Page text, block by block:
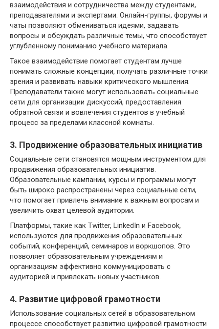
взаимодействия и сотрудничества между студентами,
преподавателями и экспертами. Онлайн-группы, форумы и
чаты позволяют обмениваться идеями, задавать
вопросы и обсуждать различные темы, что способствует
углубленному пониманию учебного материала.
Такое взаимодействие помогает студентам лучше
понимать сложные концепции, получать различные точки
зрения и развивать навыки критического мышления.
Преподаватели также могут использовать социальные
сети для организации дискуссий, предоставления
обратной связи и вовлечения студентов в учебный
процесс за пределами классной комнаты.
3. Продвижение образовательных инициатив
Социальные сети становятся мощным инструментом для
продвижения образовательных инициатив.
Образовательные кампании, курсы и программы могут
быть широко распространены через социальные сети,
что помогает привлечь внимание к важным вопросам и
увеличить охват целевой аудитории.
Платформы, такие как Twitter, LinkedIn и Facebook,
используются для продвижения образовательных
событий, конференций, семинаров и воркшопов. Это
позволяет образовательным учреждениям и
организациям эффективно коммуницировать с
аудиторией и привлекать новых участников.
4. Развитие цифровой грамотности
Использование социальных сетей в образовательном
процессе способствует развитию цифровой грамотности